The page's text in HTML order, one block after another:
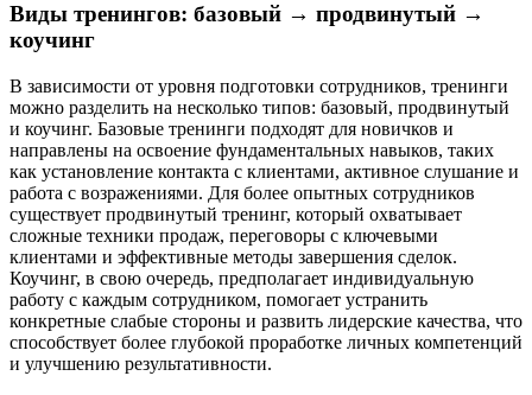
Виды тренингов: базовый → продвинутый →
коучинг
В зависимости от уровня подготовки сотрудников, тренинги
можно разделить на несколько типов: базовый, продвинутый
и коучинг. Базовые тренинги подходят для новичков и
направлены на освоение фундаментальных навыков, таких
как установление контакта с клиентами, активное слушание и
работа с возражениями. Для более опытных сотрудников
существует продвинутый тренинг, который охватывает
сложные техники продаж, переговоры с ключевыми
клиентами и эффективные методы завершения сделок.
Коучинг, в свою очередь, предполагает индивидуальную
работу с каждым сотрудником, помогает устранить
конкретные слабые стороны и развить лидерские качества, что
способствует более глубокой проработке личных компетенций
и улучшению результативности.